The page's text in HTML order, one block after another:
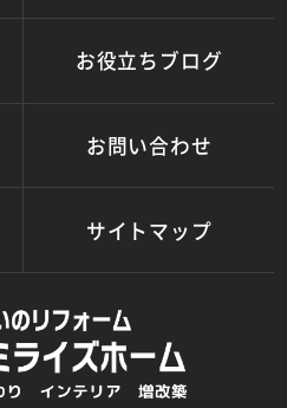
お役立ちブログ
お問い合わせ
サイトマップ